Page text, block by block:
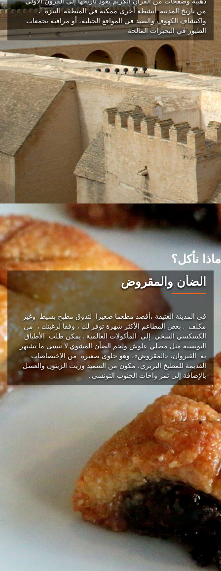
من تاريخ المدينة. أنشطة أخرى ممكنة في المنطقة: التنزه ،
واكتشاف الكهوف والصيد في المواقع الجبلية، أو مراقبة تجمعات
الطيور في البحيرات المالحة.
ماذا نأكل؟
الضأن والمقروض
في المدينة العتيقة ،أقصد مطعما صغيرا لتذوق مطبخ بسيط وغير
مكلف . بعض المطاعم الأكثر شهرة توفر لك ، وفقا لرغبتك ، من
الكسكسي السخي إلى المأكولات العالمية . يمكن طلب الأطباق
التونسية مثل مصلي علوش ولحم الضأن المشوي.لا تنسى ما تشتهر
به القيروان، «المقروض»، وهو حلوى صغيرة من الإختصاصات
القديمة للمطبخ البربري، مكون من السميد وزيت الزيتون والعسل
بالإضافة إلى تمر واحات الجنوب التونسي..